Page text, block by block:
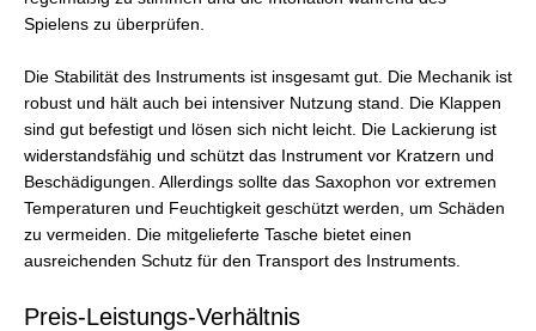
Spielens zu überprüfen.
Die Stabilität des Instruments ist insgesamt gut. Die Mechanik ist
robust und hält auch bei intensiver Nutzung stand. Die Klappen
sind gut befestigt und lösen sich nicht leicht. Die Lackierung ist
widerstandsfähig und schützt das Instrument vor Kratzern und
Beschädigungen. Allerdings sollte das Saxophon vor extremen
Temperaturen und Feuchtigkeit geschützt werden, um Schäden
zu vermeiden. Die mitgelieferte Tasche bietet einen
ausreichenden Schutz für den Transport des Instruments.
Preis-Leistungs-Verhältnis